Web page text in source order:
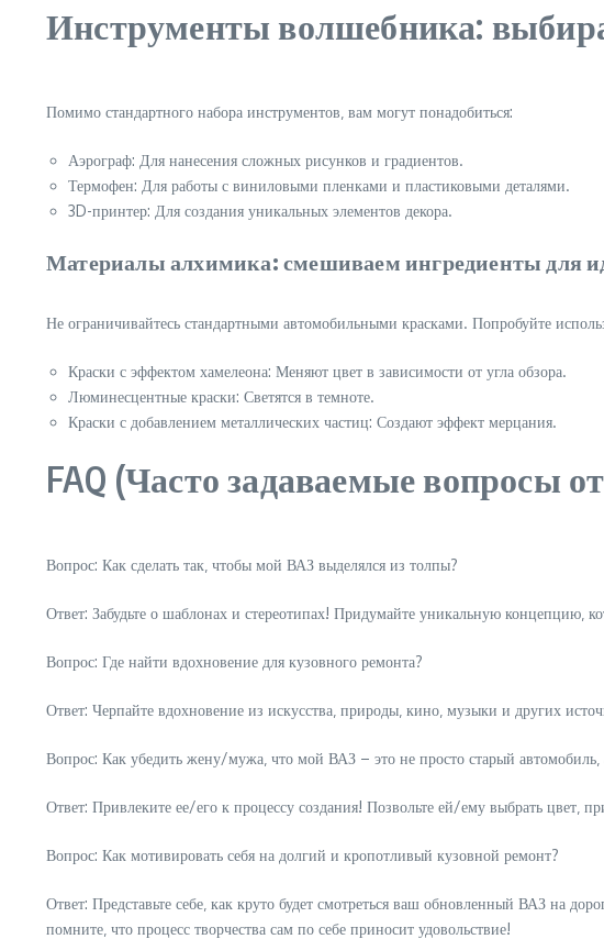
Инструменты волшебника:
Помимо стандартного набора инструментов‚ вам могут понадобиться:
Аэрограф: Для нанесения сложных рисунков и градиентов.
Термофен: Для работы с виниловыми пленками и пластиковыми деталями.
3D-принтер: Для создания уникальных элементов декора.
Материалы алхимика: смешиваем ингредиенты для
Не ограничивайтесь стандартными автомобильными красками. Попробуйте
Краски с эффектом хамелеона: Меняют цвет в зависимости от угла обзора.
Люминесцентные краски: Светятся в темноте.
Краски с добавлением металлических частиц: Создают эффект мерцания.
FAQ (Часто задаваемые вопросы
Вопрос: Как сделать так‚ чтобы мой ВАЗ выделялся из толпы?
Ответ: Забудьте о шаблонах и стереотипах! Придумайте уникальную концепцию‚
Вопрос: Где найти вдохновение для кузовного ремонта?
Ответ: Черпайте вдохновение из искусства‚ природы‚ кино‚ музыки и других
Вопрос: Как убедить жену/мужа‚ что мой ВАЗ – это не просто старый автомобиль‚
Ответ: Привлеките ее/его к процессу создания! Позвольте ей/ему выбрать цвет‚
Вопрос: Как мотивировать себя на долгий и кропотливый кузовной ремонт?
Ответ: Представьте себе‚ как круто будет смотреться ваш обновленный ВАЗ на
помните‚ что процесс творчества сам по себе приносит удовольствие!